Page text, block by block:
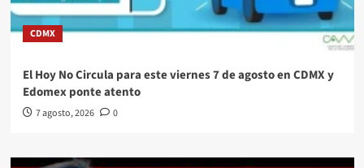
CDMX
El Hoy No Circula para este viernes 7 de agosto en CDMX y
Edomex ponte atento
7 agosto, 2026 0